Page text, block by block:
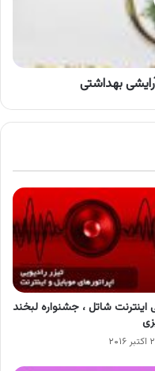
بهداشتی
اینترنت شاتل ، جشنواره لبخند